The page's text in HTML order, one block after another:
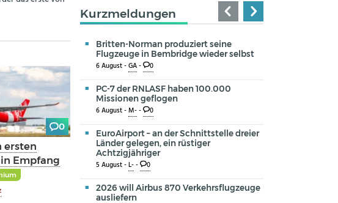
0
ersten
Empfang
Kurzmeldungen
Britten-Norman produziert seine
Flugzeuge in Bembridge wieder selbst
6 August -GA- 0
PC-7 der RNLASF haben 100.000
Missionen geflogen
6 August -M-- 0
EuroAirport – an der Schnittstelle dreier
Länder gelegen, ein rüstiger
Achtzigjähriger
5 August -L-- 0
2026 will Airbus 870 Verkehrsflugzeuge
ausliefern